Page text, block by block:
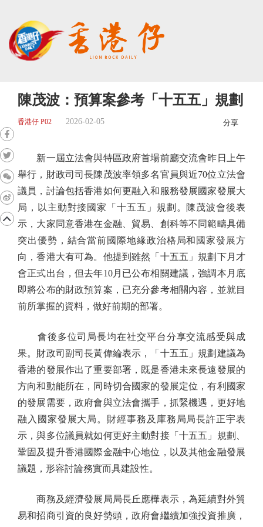
陳茂波：預算案參考「十五五」規劃
香港仔 P02 2026-02-05 分享
新一屆立法會與特區政府首場前廳交流會昨日上午
舉行，財政司司長陳茂波率領多名官員與近70位立法會
議員，討論包括香港如何更融入和服務發展國家發展大
局，以主動對接國家「十五五」規劃。陳茂波會後表
示，大家同意香港在金融、貿易、創科等不同範疇具備
突出優勢，結合當前國際地緣政治格局和國家發展方
向，香港大有可為。他提到雖然「十五五」規劃下月才
會正式出台，但去年10月已公布相關建議，強調本月底
即將公布的財政預算案，已充分參考相關內容，並就目
前所掌握的資料，做好前期的部署。
會後多位司局長均在社交平台分享交流感受與成
果。財政司副司長黃偉綸表示，「十五五」規劃建議為
香港的發展作出了重要部署，既是香港未來長遠發展的
方向和動能所在，同時切合國家的發展定位，有利國家
的發展需要，政府會與立法會攜手，抓緊機遇，更好地
融入國家發展大局。財經事務及庫務局局長許正宇表
示，與多位議員就如何更好主動對接「十五五」規劃、
鞏固及提升香港國際金融中心地位，以及其他金融發展
議題，形容討論務實而具建設性。
商務及經濟發展局局長丘應樺表示，為延續對外貿
易和招商引資的良好勢頭，政府會繼續加強投資推廣，